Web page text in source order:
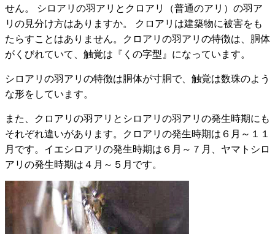
せん。 シロアリの羽アリとクロアリ（普通のアリ）の羽ア
リの見分け方はありますか。 クロアリは建築物に被害をも
たらすことはありません。クロアリの羽アリの特徴は、胴体
がくびれていて、触覚は『くの字型』になっています。
シロアリの羽アリの特徴は胴体が寸胴で、触覚は数珠のよう
な形をしています。
また、クロアリの羽アリとシロアリの羽アリの発生時期にも
それぞれ違いがあります。クロアリの発生時期は６月～１１
月です。イエシロアリの発生時期は６月～７月、ヤマトシロ
アリの発生時期は４月～５月です。